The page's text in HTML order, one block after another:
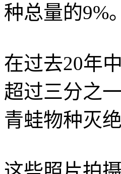
种总量的9%。
在过去20年
超过三分之
青蛙物种灭绝